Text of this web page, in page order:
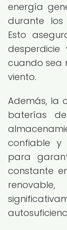
energía
durante
Esto
cuando sea
viento.
Además, la
baterías
confiable y
para
constante